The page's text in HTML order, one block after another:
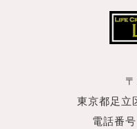
東京都足立
電話番